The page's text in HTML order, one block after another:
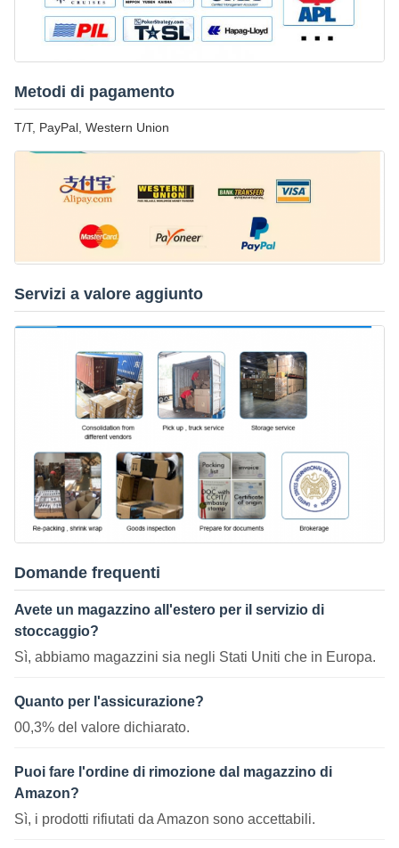
Metodi di pagamento
T/T, PayPal, Western Union
Servizi a valore aggiunto
Domande frequenti
Avete un magazzino all'estero per il servizio di
stoccaggio?
Sì, abbiamo magazzini sia negli Stati Uniti che in Europa.
Quanto per l'assicurazione?
00,3% del valore dichiarato.
Puoi fare l'ordine di rimozione dal magazzino di
Amazon?
Sì, i prodotti rifiutati da Amazon sono accettabili.